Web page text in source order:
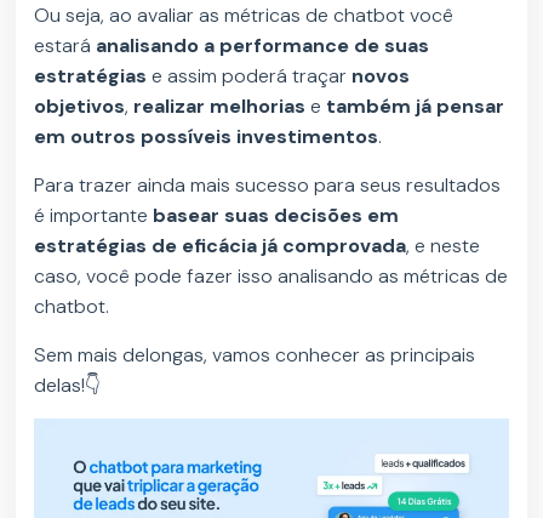
Ou seja, ao avaliar as métricas de chatbot você
estará analisando a performance de suas
estratégiase assim poderá traçar novos
objetivos, realizar melhorias e também já pensar
em outros possíveis investimentos.
Para trazer ainda mais sucesso para seus resultados
é importante basear suas decisões em
estratégias de eficácia já comprovada, e neste
caso, você pode fazer isso analisando as métricas de
chatbot.
Sem mais delongas, vamos conhecer as principais
delas!👇